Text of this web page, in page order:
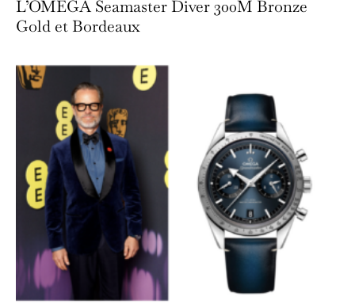
L’OMEGA Seamaster Diver 300M Bronze
Gold et Bordeaux